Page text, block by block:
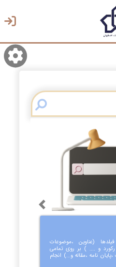
انتخاب زبان
(عناوین ،موضوعات
رکورد و .... ) بر روی تمامی
نامه ،مقاله و...) انجام
Previous